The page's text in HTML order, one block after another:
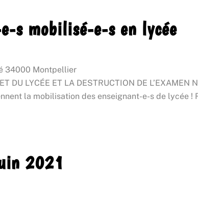
s mobilisé-e-s en lycée
34000 Montpellier
DU LYCÉE ET LA DESTRUCTION DE
la mobilisation des enseignant-e-s de lycée
2021